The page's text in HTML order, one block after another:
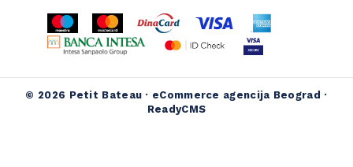
© 2026 Petit Bateau · eCommerce agencija Beograd ·
ReadyCMS